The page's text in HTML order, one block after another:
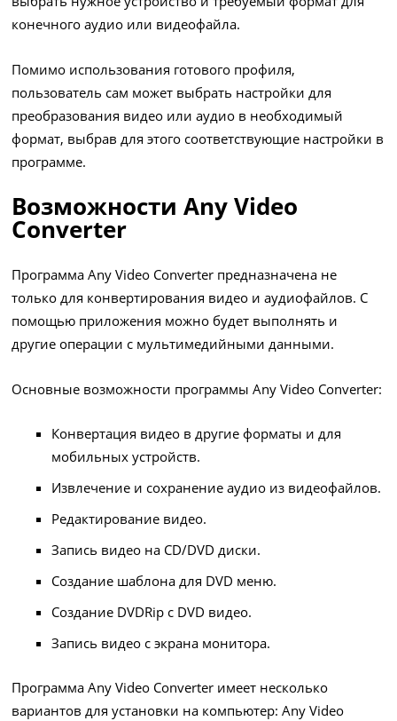
конечного аудио или видеофайла.
Помимо использования готового профиля,
пользователь сам может выбрать настройки для
преобразования видео или аудио в необходимый
формат, выбрав для этого соответствующие настройки в
программе.
Возможности Any Video
Converter
Программа Any Video Converter предназначена не
только для конвертирования видео и аудиофайлов. С
помощью приложения можно будет выполнять и
другие операции с мультимедийными данными.
Основные возможности программы Any Video Converter:
Конвертация видео в другие форматы и для
мобильных устройств.
Извлечение и сохранение аудио из видеофайлов.
Редактирование видео.
Запись видео на CD/DVD диски.
Создание шаблона для DVD меню.
Создание DVDRip с DVD видео.
Запись видео с экрана монитора.
Программа Any Video Converter имеет несколько
вариантов для установки на компьютер: Any Video